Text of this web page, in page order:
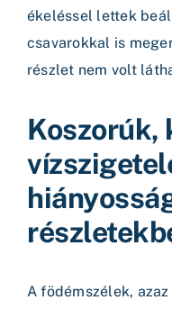
ékeléssel lettek
csavarokkal is
részlet nem volt
Koszorúk,
A födémszélek,